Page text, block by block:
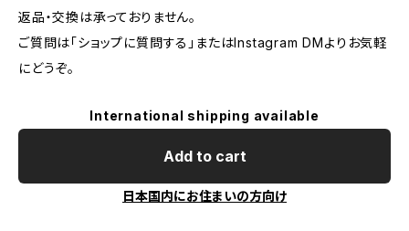
返品・交換は承っておりません。
ご質問は「ショップに質問する」またはInstagram DMよりお気軽
にどうぞ。
International shipping available
Add to cart
日本国内にお住まいの方向け